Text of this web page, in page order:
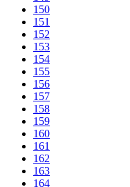
150
151
152
153
154
155
156
157
158
159
160
161
162
163
164